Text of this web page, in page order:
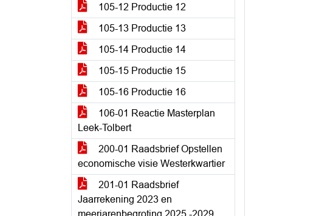
105-12 Productie 12
105-13 Productie 13
105-14 Productie 14
105-15 Productie 15
105-16 Productie 16
106-01 Reactie Masterplan
Leek-Tolbert
200-01 Raadsbrief Opstellen
economische visie Westerkwartier
201-01 Raadsbrief
Jaarrekening 2023 en
meerjarenbegroting 2025 -2029